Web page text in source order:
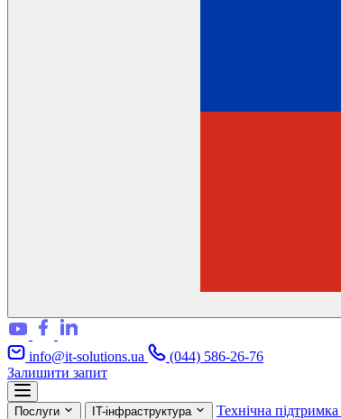
info@it-solutions.ua
(044) 586-26-76
Залишити запит
Послуги IT-інфраструктура Технічна підтримка